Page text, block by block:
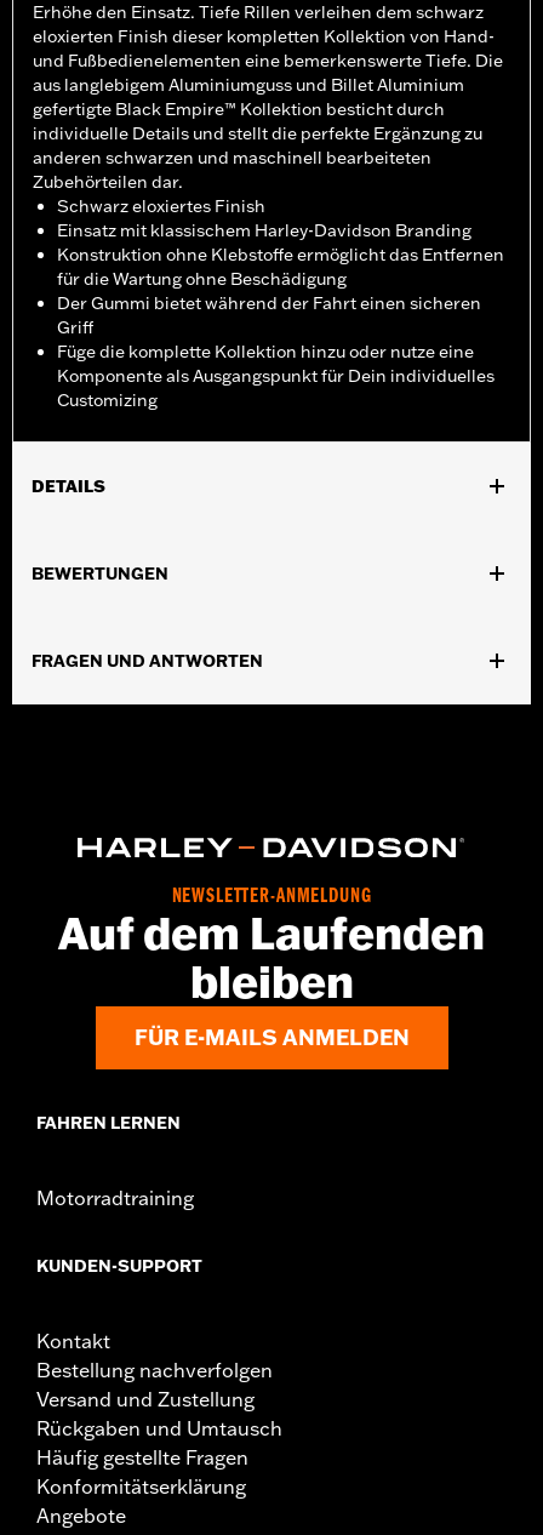
Erhöhe den Einsatz. Tiefe Rillen verleihen dem schwarz
eloxierten Finish dieser kompletten Kollektion von Hand-
und Fußbedienelementen eine bemerkenswerte Tiefe. Die
aus langlebigem Aluminiumguss und Billet Aluminium
gefertigte Black Empire™ Kollektion besticht durch
individuelle Details und stellt die perfekte Ergänzung zu
anderen schwarzen und maschinell bearbeiteten
Zubehörteilen dar.
Schwarz eloxiertes Finish
Einsatz mit klassischem Harley-Davidson Branding
Konstruktion ohne Klebstoffe ermöglicht das Entfernen
für die Wartung ohne Beschädigung
Der Gummi bietet während der Fahrt einen sicheren
Griff
Füge die komplette Kollektion hinzu oder nutze eine
Komponente als Ausgangspunkt für Dein individuelles
Customizing
DETAILS
’24, FLSTSE von ’11 bis ’12, FLSTNSE von ’14 bis ’15, FXSBSE
Trike Modelle.
BEWERTUNGEN
FRAGEN UND ANTWORTEN
NEWSLETTER-ANMELDUNG
Auf dem Laufenden
bleiben
FÜR E-MAILS ANMELDEN
FAHREN LERNEN
Motorradtraining
KUNDEN-SUPPORT
Kontakt
Bestellung nachverfolgen
Versand und Zustellung
Rückgaben und Umtausch
Häufig gestellte Fragen
Konformitätserklärung
Angebote